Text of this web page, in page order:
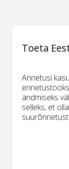
Toeta
Annetusi
andmiseks
selleks, et